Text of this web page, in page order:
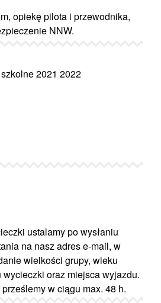
opiekę pilota i przewodnika,
NNW.
ustalamy po wysłaniu
na nasz adres e-mail, w
wielkości grupy, wieku
wycieczki oraz miejsca wyjazdu.
w ciągu max. 48 h.